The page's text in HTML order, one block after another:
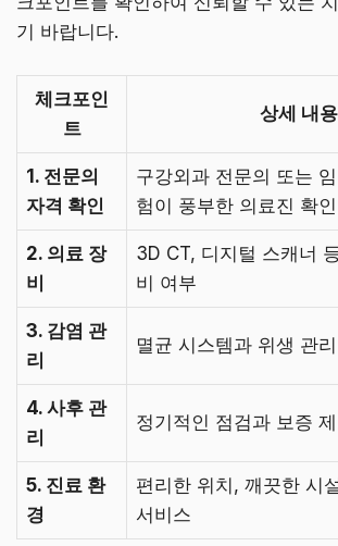
기 바랍니다.
체크포인
트
상세 내용
1. 전문의
자격 확인
구강외과 전문의 또는
험이 풍부한 의료진 확인
2. 의료 장
비
3D CT, 디지털 스캐너
비 여부
3. 감염 관
리
멸균 시스템과 위생 관
4. 사후 관
리
정기적인 점검과 보증
5. 진료 환
경
편리한 위치, 깨끗한 시
서비스